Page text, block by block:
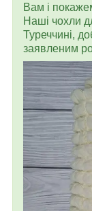
Вам і
Наші чохли
Туреччині,
заявленим